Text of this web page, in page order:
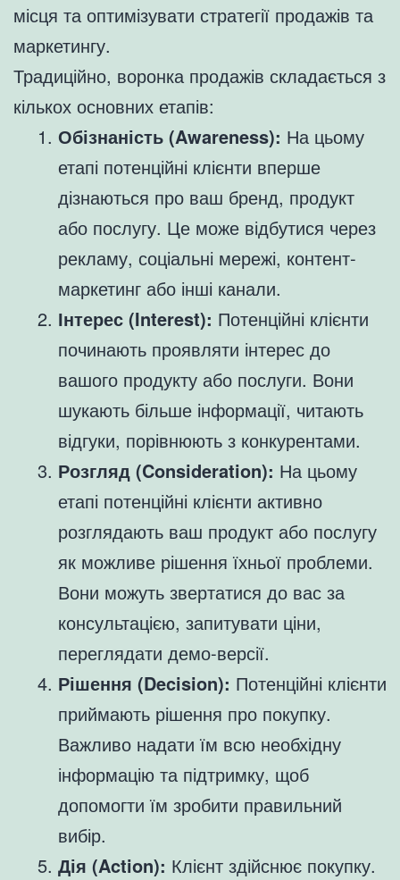
місця та оптимізувати стратегії продажів та
маркетингу.
Традиційно, воронка продажів складається з
кількох основних етапів:
Обізнаність (Awareness): На цьому
етапі потенційні клієнти вперше
дізнаються про ваш бренд, продукт
або послугу. Це може відбутися через
рекламу, соціальні мережі, контент-
маркетинг або інші канали.
Інтерес (Interest): Потенційні клієнти
починають проявляти інтерес до
вашого продукту або послуги. Вони
шукають більше інформації, читають
відгуки, порівнюють з конкурентами.
Розгляд (Consideration): На цьому
етапі потенційні клієнти активно
розглядають ваш продукт або послугу
як можливе рішення їхньої проблеми.
Вони можуть звертатися до вас за
консультацією, запитувати ціни,
переглядати демо-версії.
Рішення (Decision): Потенційні клієнти
приймають рішення про покупку.
Важливо надати їм всю необхідну
інформацію та підтримку, щоб
допомогти їм зробити правильний
вибір.
Дія (Action): Клієнт здійснює покупку.